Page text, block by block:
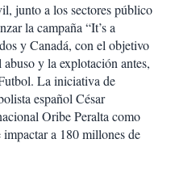
junto a los sectores público
la campaña “It’s a
y Canadá, con el objetivo
y la explotación antes,
La iniciativa de
español César
Oribe Peralta como
a 180 millones de